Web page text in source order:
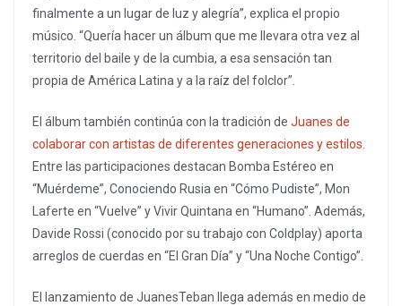
finalmente a un lugar de luz y alegría”, explica el propio
músico. “Quería hacer un álbum que me llevara otra vez al
territorio del baile y de la cumbia, a esa sensación tan
propia de América Latina y a la raíz del folclor”.
El álbum también continúa con la tradición de Juanes de
colaborar con artistas de diferentes generaciones y estilos.
Entre las participaciones destacan Bomba Estéreo en
“Muérdeme”, Conociendo Rusia en “Cómo Pudiste”, Mon
Laferte en “Vuelve” y Vivir Quintana en “Humano”. Además,
Davide Rossi (conocido por su trabajo con Coldplay) aporta
arreglos de cuerdas en “El Gran Día” y “Una Noche Contigo”.
El lanzamiento de JuanesTeban llega además en medio de